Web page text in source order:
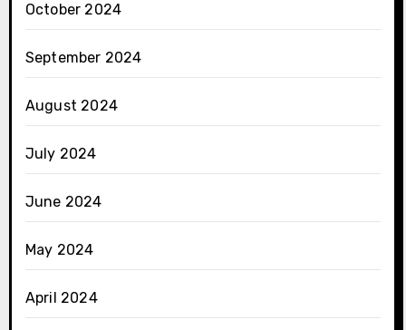
October 2024
September 2024
August 2024
July 2024
June 2024
May 2024
April 2024